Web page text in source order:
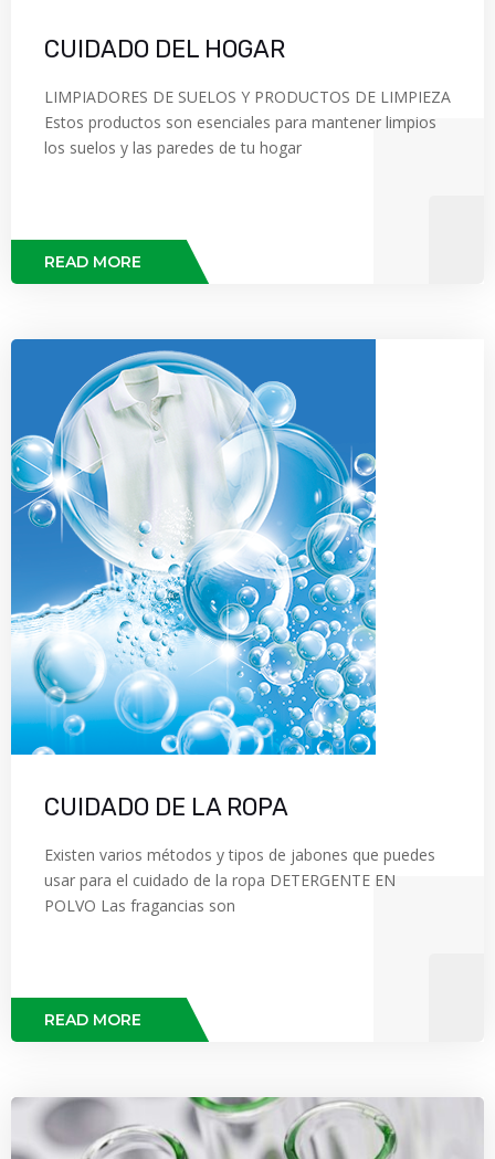
CUIDADO DEL HOGAR
LIMPIADORES DE SUELOS Y PRODUCTOS DE LIMPIEZA
Estos productos son esenciales para mantener limpios
los suelos y las paredes de tu hogar
READ MORE
CUIDADO DE LA ROPA
Existen varios métodos y tipos de jabones que puedes
usar para el cuidado de la ropa DETERGENTE EN
POLVO Las fragancias son
READ MORE